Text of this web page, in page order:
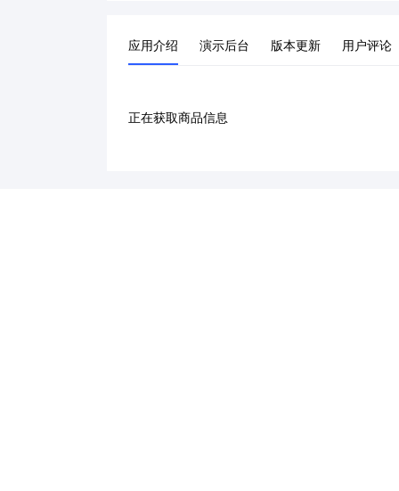
应用介绍 演示后台 版本更新 用户评论
正在获取商品信息